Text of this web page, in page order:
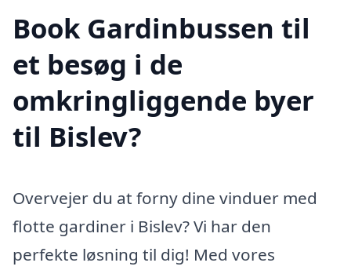
Book Gardinbussen til
et besøg i de
omkringliggende byer
til Bislev?
Overvejer du at forny dine vinduer med
flotte gardiner i Bislev? Vi har den
perfekte løsning til dig! Med vores